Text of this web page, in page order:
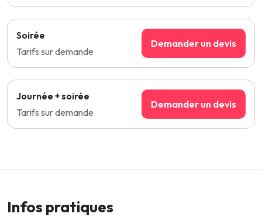
Soirée
Tarifs sur demande
Demander un devis
Journée + soirée
Tarifs sur demande
Demander un devis
Infos pratiques